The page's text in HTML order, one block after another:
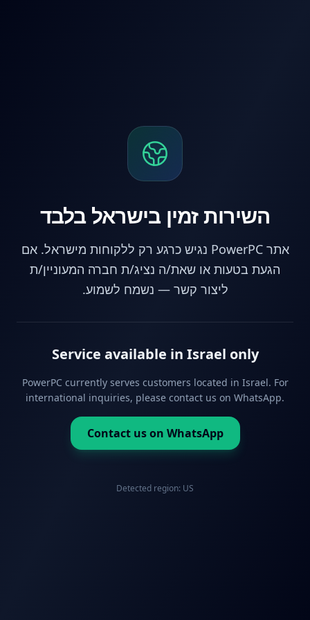
השירות זמין בישראל בלבד
אתר PowerPC נגיש כרגע רק ללקוחות מישראל. אם
הגעת בטעות או שאת/ה נציג/ת חברה המעוניין/ת
ליצור קשר — נשמח לשמוע.
Service available in Israel only
PowerPC currently serves customers located in Israel. For
international inquiries, please contact us on WhatsApp.
Contact us on WhatsApp
Detected region: US